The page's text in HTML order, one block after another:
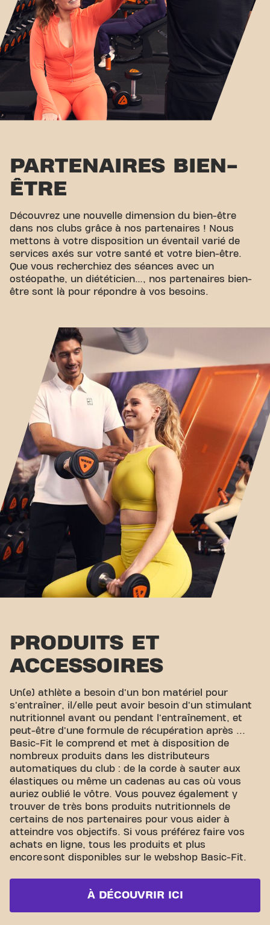
PARTENAIRES BIEN-
ÊTRE
Découvrez une nouvelle dimension du bien-être
dans nos clubs grâce à nos partenaires ! Nous
mettons à votre disposition un éventail varié de
services axés sur votre santé et votre bien-être.
Que vous recherchiez des séances avec un
ostéopathe, un diététicien…, nos partenaires bien-
être sont là pour répondre à vos besoins.
PRODUITS ET
ACCESSOIRES
Un(e) athlète a besoin d'un bon matériel pour
s'entraîner, il/elle peut avoir besoin d'un stimulant
nutritionnel avant ou pendant l'entraînement, et
peut-être d'une formule de récupération après ...
Basic-Fit le comprend et met à disposition de
nombreux produits dans les distributeurs
automatiques du club : de la corde à sauter aux
élastiques ou même un cadenas au cas où vous
auriez oublié le vôtre. Vous pouvez également y
trouver de très bons produits nutritionnels de
certains de nos partenaires pour vous aider à
atteindre vos objectifs. Si vous préférez faire vos
achats en ligne, tous les produits et plus
encore sont disponibles sur le webshop Basic-Fit.
À DÉCOUVRIR ICI